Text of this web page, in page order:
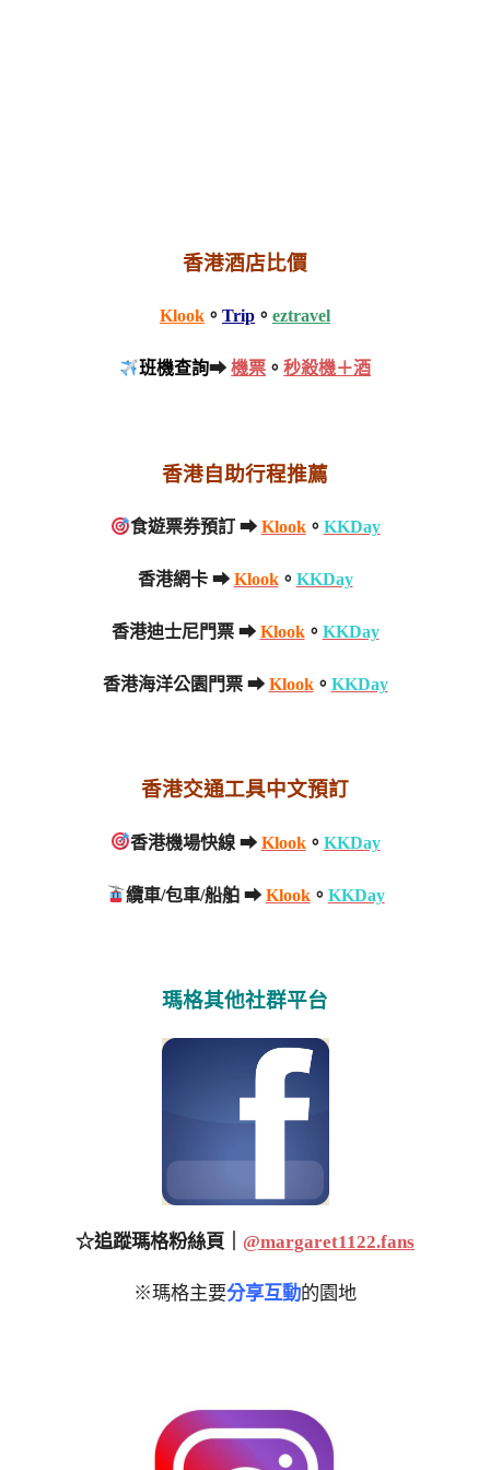
香港酒店比價
Klook 。 Trip 。 eztravel
班機查詢➡機票 。秒殺機＋酒
香港自助行程推薦
食遊票券預訂 ➡ Klook。 KKDay
香港網卡 ➡ Klook。 KKDay
香港迪士尼門票 ➡ Klook。 KKDay
香港海洋公園門票 ➡ Klook。 KKDay
香港交通工具中文預訂
香港機場快線 ➡ Klook。 KKDay
纜車/包車/船舶 ➡ Klook。 KKDay
瑪格其他社群平台
☆追蹤瑪格粉絲頁｜ @margaret1122.fans
※瑪格主要分享互動的園地